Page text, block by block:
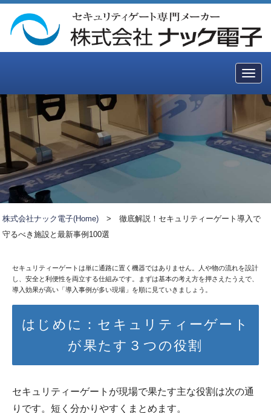
株式会社ナック電子(Home) >徹底解説！セキュリティーゲート導入で
守るべき施設と最新事例100選
セキュリティーゲートは単に通路に置く機器ではありません。人や物の流れを設計
し、安全と利便性を両立する仕組みです。まずは基本の考え方を押さえたうえで、
導入効果が高い「導入事例が多い現場」を順に見ていきましょう。
はじめに：セキュリティーゲート
が果たす３つの役割
セキュリティーゲートが現場で果たす主な役割は次の通
りです。短く分かりやすくまとめます。